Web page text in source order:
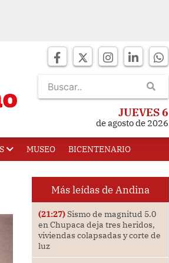
JUEVES 6
de agosto de 2026
MUSEO BICENTENARIO
Más leídas de Andina
(21:27)Sismo de magnitud 5.0
en Chupaca deja tres heridos,
viviendas colapsadas y corte de
luz